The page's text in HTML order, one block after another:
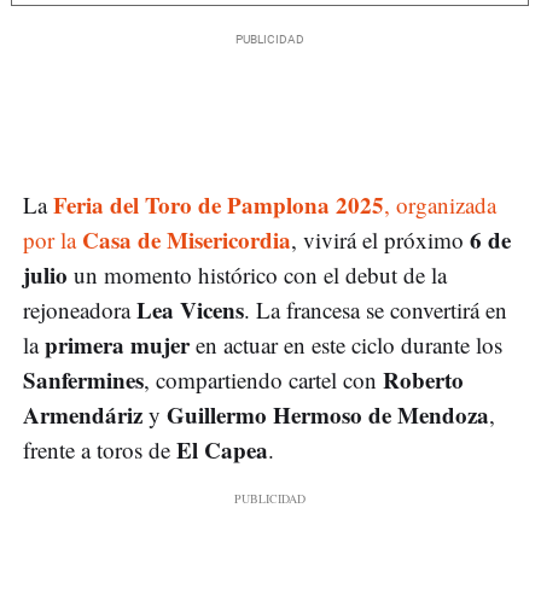
LaFeria del Toro de Pamplona 2025, organizada
por la Casa de Misericordia, vivirá el próximo 6 de
julio un momento histórico con el debut de la
rejoneadoraLea Vicens. La francesa se convertirá en
laprimera mujeren actuar en este ciclo durante los
Sanfermines, compartiendo cartel con Roberto
Armendáriz y Guillermo Hermoso de Mendoza,
frente a toros de El Capea.